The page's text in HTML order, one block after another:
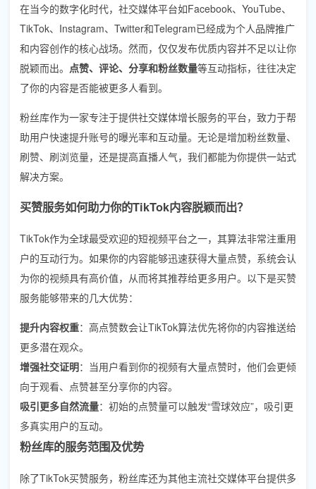
在当今的数字化时代，社交媒体平台如Facebook、YouTube、
TikTok、Instagram、Twitter和Telegram已经成为个人品牌推广
和内容创作的核心战场。然而，仅仅发布优质内容并不足以让你
脱颖而出。 点赞、评论、分享和粉丝数量等互动指标，往往决定
了你的内容是否能被更多人看到。
粉丝库作为一家专注于提供社交媒体增长服务的平台，致力于帮
助用户快速提升账号的曝光率和互动量。无论是增加粉丝数量、
刷赞、刷浏览量，还是提高直播人气，我们都能为你提供一站式
解决方案。
买赞服务如何助力你的TikTok内容脱颖而出？
TikTok作为全球最受欢迎的短视频平台之一，其算法非常注重用
户的互动行为。如果你的内容能够迅速获得大量点赞，系统会认
为你的视频具有高价值，从而将其推荐给更多用户。以下是买赞
服务能够带来的几大优势：
提升内容权重：高点赞数会让TikTok算法优先将你的内容推送给
更多潜在观众。
增强社交证明：当用户看到你的视频有大量点赞时，他们会更倾
向于观看、点赞甚至分享你的内容。
吸引更多自然流量：初始的点赞量可以触发“雪球效应”，吸引更
多真实用户的互动。
粉丝库的服务范围及优势
除了TikTok买赞服务，粉丝库还为其他主流社交媒体平台提供多